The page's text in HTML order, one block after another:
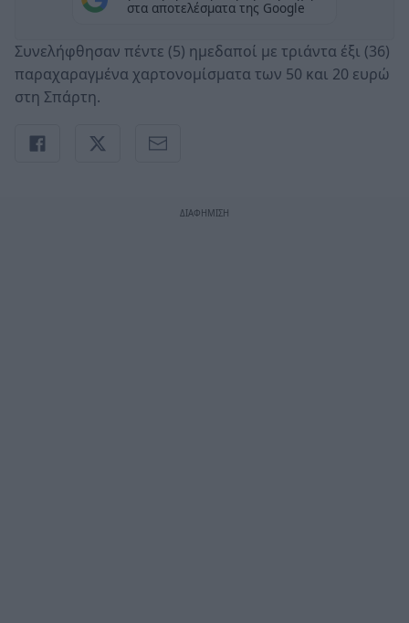
στα αποτελέσματα της Google
Συνελήφθησαν πέντε (5) ημεδαποί με τριάντα έξι (36)
παραχαραγμένα χαρτονομίσματα των 50 και 20 ευρώ
στη Σπάρτη.